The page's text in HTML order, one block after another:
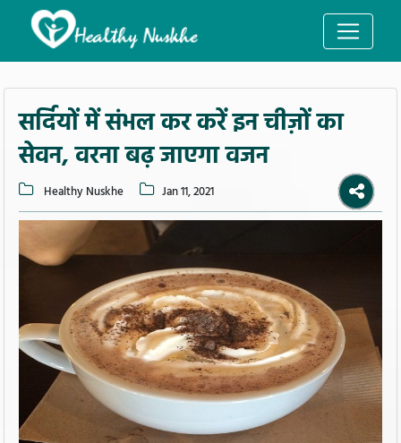
सर्दियों में संभल कर करें इन चीज़ों का
सेवन, वरना बढ़ जाएगा वजन
Healthy Nuskhe Jan 11, 2021